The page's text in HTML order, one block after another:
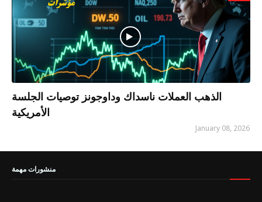
الذهب العملات ناسداك وداوجونز توصيات الجلسة
الأمريكية
January 08, 2026
منشورات مهمة